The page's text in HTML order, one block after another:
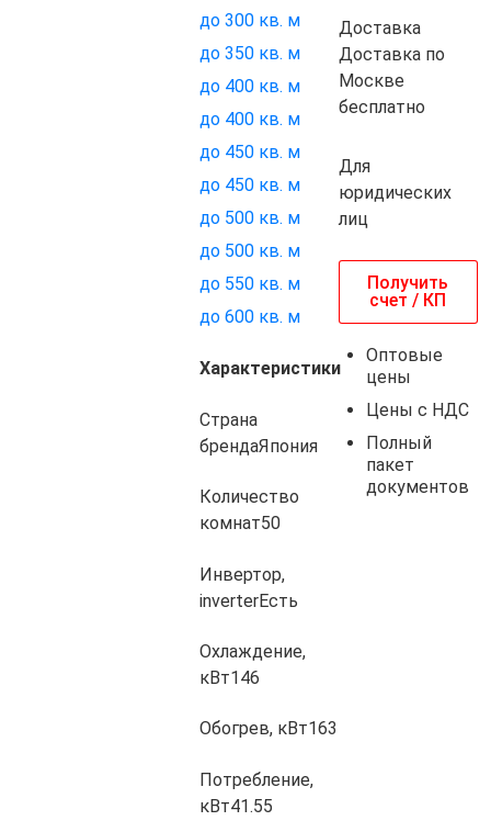
Доставка
Доставка по
Москве
бесплатно
Для
юридических
лиц
Получить
счет / КП
Оптовые
цены
Цены с НДС
Полный
пакет
документов
до 300 кв. м
до 350 кв. м
до 400 кв. м
до 400 кв. м
до 450 кв. м
до 450 кв. м
до 500 кв. м
до 500 кв. м
до 550 кв. м
до 600 кв. м
Характеристики
Страна
брендаЯпония
Количество
комнат50
Инвертор,
inverterЕсть
Охлаждение,
кВт146
Обогрев, кВт163
Потребление,
кВт41.55